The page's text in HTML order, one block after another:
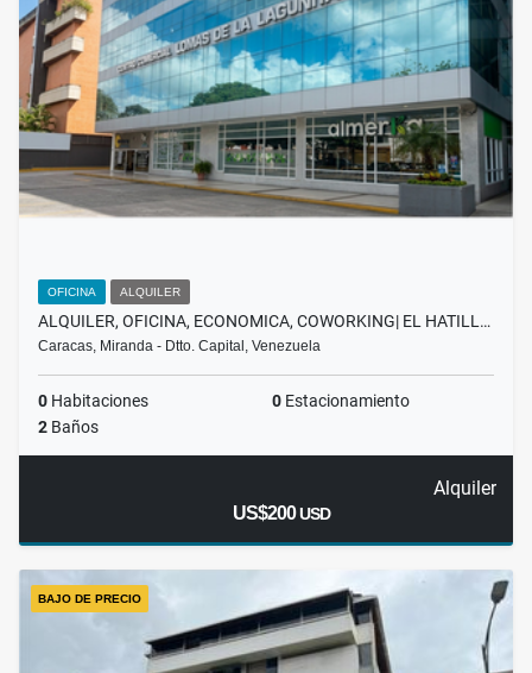
OFICINA ALQUILER
ALQUILER, OFICINA, ECONOMICA, COWORKING| EL HATILL…
Caracas, Miranda - Dtto. Capital, Venezuela
0 Habitaciones 0 Estacionamiento
2 Baños
Alquiler
US$200USD
BAJO DE PRECIO